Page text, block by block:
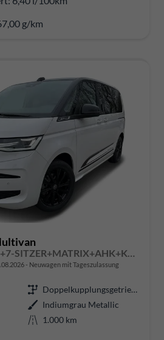
g/km
Neuwagen mit Tageszulassung
Doppelkupplungsgetriebe (DSG)
Indiumgrau Metallic
1.000 km